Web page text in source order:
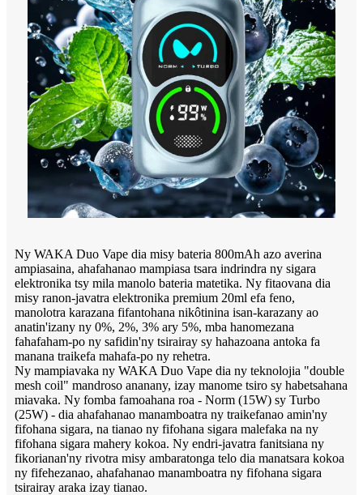
Ny WAKA Duo Vape dia misy bateria 800mAh azo averina
ampiasaina, ahafahanao mampiasa tsara indrindra ny sigara
elektronika tsy mila manolo bateria matetika. Ny fitaovana dia
misy ranon-javatra elektronika premium 20ml efa feno,
manolotra karazana fifantohana nikôtinina isan-karazany ao
anatin'izany ny 0%, 2%, 3% ary 5%, mba hanomezana
fahafaham-po ny safidin'ny tsirairay sy hahazoana antoka fa
manana traikefa mahafa-po ny rehetra.
Ny mampiavaka ny WAKA Duo Vape dia ny teknolojia "double
mesh coil" mandroso ananany, izay manome tsiro sy habetsahana
miavaka. Ny fomba famoahana roa - Norm (15W) sy Turbo
(25W) - dia ahafahanao manamboatra ny traikefanao amin'ny
fifohana sigara, na tianao ny fifohana sigara malefaka na ny
fifohana sigara mahery kokoa. Ny endri-javatra fanitsiana ny
fikorianan'ny rivotra misy ambaratonga telo dia manatsara kokoa
ny fifehezanao, ahafahanao manamboatra ny fifohana sigara
tsirairay araka izay tianao.